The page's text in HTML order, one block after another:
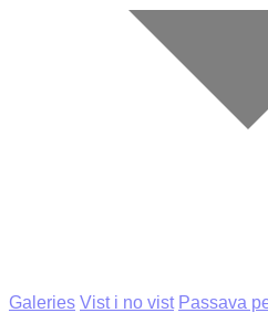
Galeries Vist i no vist Passava